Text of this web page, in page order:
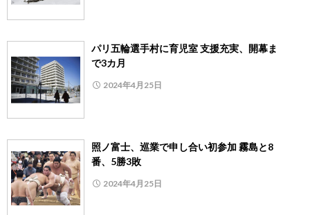
パリ五輪選手村に育児室 支援充実、開幕ま
で3カ月
2024年4月25日
照ノ富士、巡業で申し合い初参加 霧島と8
番、5勝3敗
2024年4月25日